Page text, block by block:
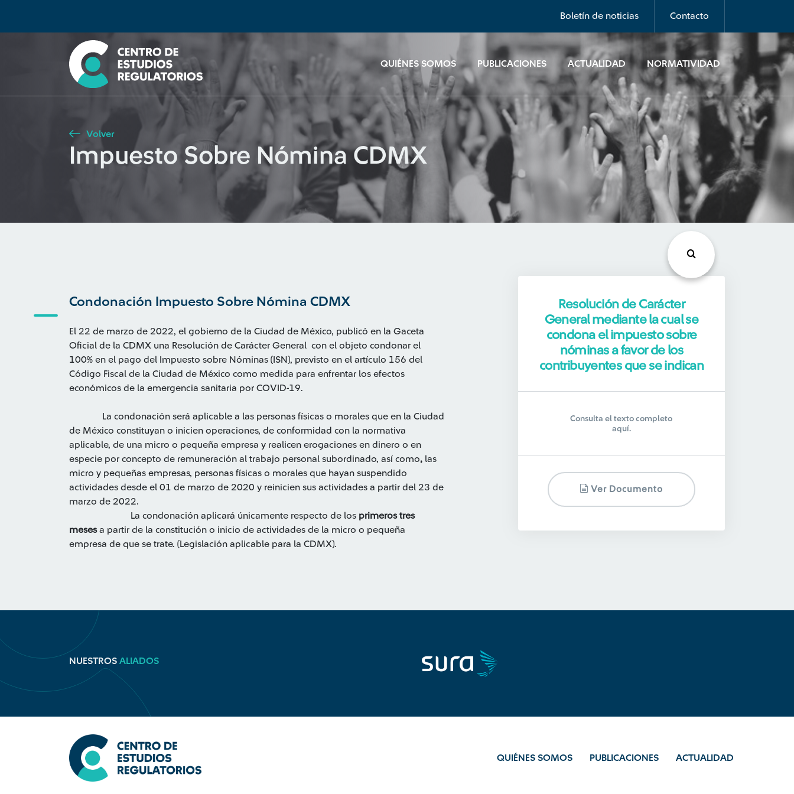
Boletín de noticias Contacto
QUIÉNES SOMOS PUBLICACIONES ACTUALIDAD NORMATIVIDAD
Seleccione país
Buscar
Volver
Impuesto Sobre Nómina CDMX
Condonación Impuesto Sobre Nómina CDMX
El 22 de marzo de 2022, el gobierno de la Ciudad de México, publicó en la Gaceta
Oficial de la CDMX una Resolución de Carácter General con el objeto condonar el
100% en el pago del Impuesto sobre Nóminas (ISN), previsto en el artículo 156 del
Código Fiscal de la Ciudad de México como medida para enfrentar los efectos
económicos de la emergencia sanitaria por COVID-19.
La condonación será aplicable a las personas físicas o morales que en la Ciudad
de México constituyan o inicien operaciones, de conformidad con la normativa
aplicable, de una micro o pequeña empresa y realicen erogaciones en dinero o en
especie por concepto de remuneración al trabajo personal subordinado, así como, las
micro y pequeñas empresas, personas físicas o morales que hayan suspendido
actividades desde el 01 de marzo de 2020 y reinicien sus actividades a partir del 23 de
marzo de 2022.
La condonación aplicará únicamente respecto de los primeros tres
mesesa partir de la constitución o inicio de actividades de la micro o pequeña
empresa de que se trate. (Legislación aplicable para la CDMX).
Resolución de Carácter
General mediante la cual se
condona el impuesto sobre
nóminas a favor de los
contribuyentes que se indican
Consulta el texto completo
aquí.
Ver Documento
NUESTROS ALIADOS
QUIÉNES SOMOS PUBLICACIONES ACTUALIDAD